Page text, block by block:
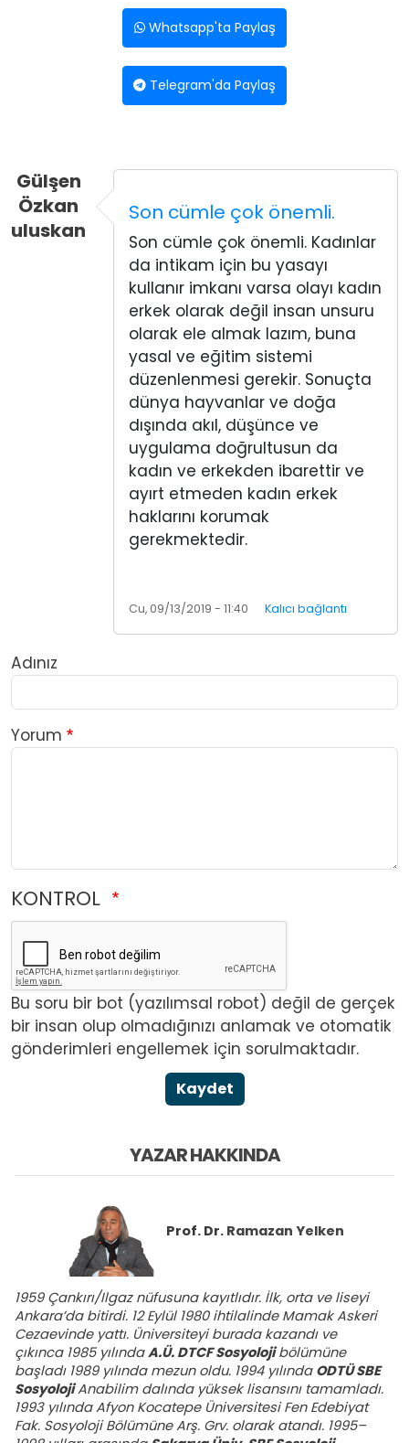
Whatsapp'ta Paylaş
Telegram'da Paylaş
Gülşen
Özkan
uluskan
Son cümle çok önemli.
Son cümle çok önemli. Kadınlar
da intikam için bu yasayı
kullanır imkanı varsa olayı kadın
erkek olarak değil insan unsuru
olarak ele almak lazım, buna
yasal ve eğitim sistemi
düzenlenmesi gerekir. Sonuçta
dünya hayvanlar ve doğa
dışında akıl, düşünce ve
uygulama doğrultusun da
kadın ve erkekden ibarettir ve
ayırt etmeden kadın erkek
haklarını korumak
gerekmektedir.
Cu, 09/13/2019 - 11:40 Kalıcı bağlantı
Adınız
Yorum
KONTROL
Bu soru bir bot (yazılımsal robot) değil de gerçek
bir insan olup olmadığınızı anlamak ve otomatik
gönderimleri engellemek için sorulmaktadır.
Kaydet
YAZAR HAKKINDA
Prof. Dr. Ramazan Yelken
1959 Çankırı/Ilgaz nüfusuna kayıtlıdır. İlk, orta ve liseyi
Ankara’da bitirdi. 12 Eylül 1980 ihtilalinde Mamak Askeri
Cezaevinde yattı. Üniversiteyi burada kazandı ve
çıkınca 1985 yılındaA.Ü. DTCF Sosyolojibölümüne
başladı 1989 yılında mezun oldu. 1994 yılında ODTÜ SBE
SosyolojiAnabilim dalında yüksek lisansını tamamladı.
1993 yılında Afyon Kocatepe Üniversitesi Fen Edebiyat
Fak. Sosyoloji Bölümüne Arş. Grv. olarak atandı. 1995–